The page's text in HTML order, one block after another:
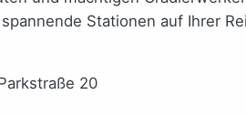
Stationen auf Ihrer
20